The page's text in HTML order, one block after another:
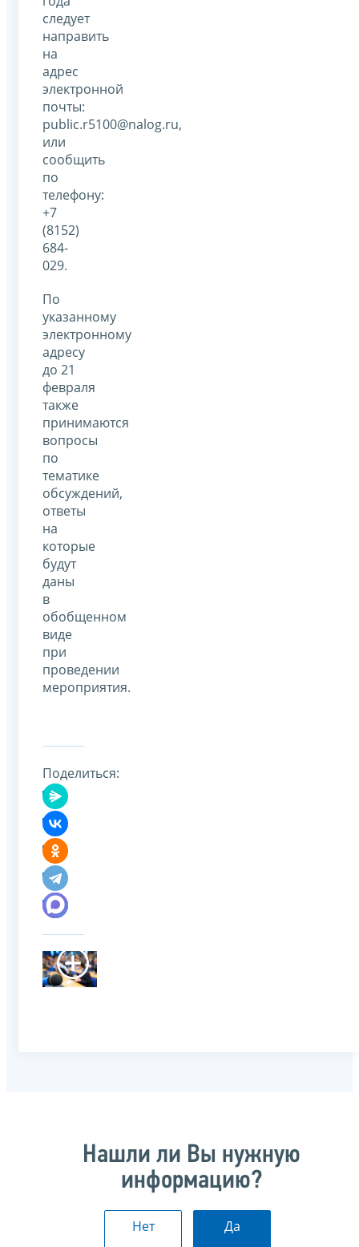
следует
направить
на
адрес
электронной
почты:
public.r5100@nalog.ru,
или
сообщить
по
телефону:
+7
(8152)
684-
029.
По
указанному
электронному
адресу
до 21
февраля
также
принимаются
вопросы
по
тематике
обсуждений,
ответы
на
которые
будут
даны
в
обобщенном
виде
при
проведении
мероприятия.
Поделиться:
Нашли ли Вы нужную
информацию?
Нет Да